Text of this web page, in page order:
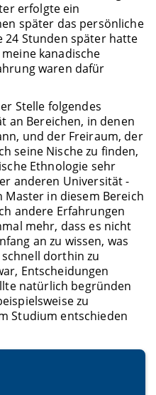
erfolgte ein
später das persönliche
24 Stunden später hatte
kanadische
waren dafür
Stelle folgendes
an Bereichen, in denen
und der Freiraum, der
seine Nische zu finden,
Ethnologie sehr
anderen Universität -
in diesem Bereich
andere Erfahrungen
mehr, dass es nicht
an zu wissen, was
dorthin zu
Entscheidungen
natürlich begründen
zu
Studium entschieden